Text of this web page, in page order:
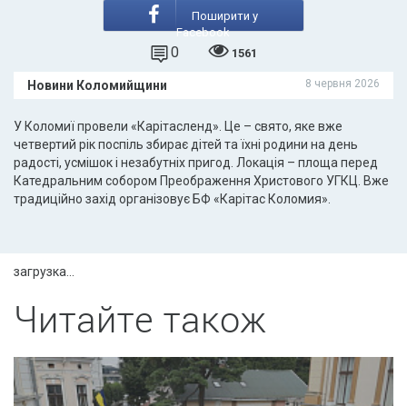
Поширити у
Facebook
0 1561
Новини Коломийщини 8 червня 2026
У Коломиї провели «Карітасленд». Це – свято, яке вже
четвертий рік поспіль збирає дітей та їхні родини на день
радості, усмішок і незабутніх пригод. Локація – площа перед
Катедральним собором Преображення Христового УГКЦ. Вже
традиційно захід організовує БФ «Карітас Коломия».
загрузка...
Читайте також